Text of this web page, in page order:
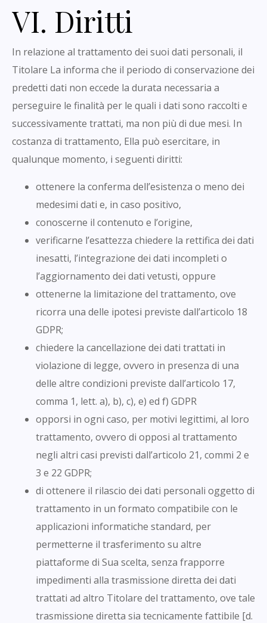
VI. Diritti
In relazione al trattamento dei suoi dati personali, il
Titolare La informa che il periodo di conservazione dei
predetti dati non eccede la durata necessaria a
perseguire le finalità per le quali i dati sono raccolti e
successivamente trattati, ma non più di due mesi. In
costanza di trattamento, Ella può esercitare, in
qualunque momento, i seguenti diritti:
ottenere la conferma dell’esistenza o meno dei
medesimi dati e, in caso positivo,
conoscerne il contenuto e l’origine,
verificarne l’esattezza chiedere la rettifica dei dati
inesatti, l’integrazione dei dati incompleti o
l’aggiornamento dei dati vetusti, oppure
ottenerne la limitazione del trattamento, ove
ricorra una delle ipotesi previste dall’articolo 18
GDPR;
chiedere la cancellazione dei dati trattati in
violazione di legge, ovvero in presenza di una
delle altre condizioni previste dall’articolo 17,
comma 1, lett. a), b), c), e) ed f) GDPR
opporsi in ogni caso, per motivi legittimi, al loro
trattamento, ovvero di opposi al trattamento
negli altri casi previsti dall’articolo 21, commi 2 e
3 e 22 GDPR;
di ottenere il rilascio dei dati personali oggetto di
trattamento in un formato compatibile con le
applicazioni informatiche standard, per
permetterne il trasferimento su altre
piattaforme di Sua scelta, senza frapporre
impedimenti alla trasmissione diretta dei dati
trattati ad altro Titolare del trattamento, ove tale
trasmissione diretta sia tecnicamente fattibile [d.